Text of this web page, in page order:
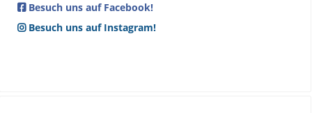
Besuch uns auf Facebook!
Besuch uns auf Instagram!